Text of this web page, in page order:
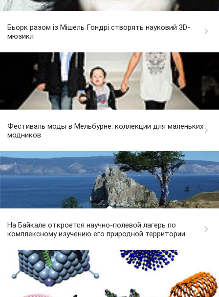
Бьорк разом із Мішель Гондрі створять науковий 3D-
мюзикл
Фестиваль моды в Мельбурне: коллекции для маленьких
модников
На Байкале откроется научно-полевой лагерь по
комплексному изучению его природной территории